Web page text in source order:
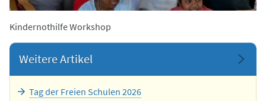
Kindernothilfe Workshop
Weitere Artikel
Tag der Freien Schulen 2026